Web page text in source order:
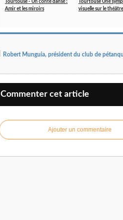
Tourtouse - Un conte dansé :
Amir et les miroirs
Tourtouse Une
visuelle sur le théâtre
Commenter cet article
Ajouter un commentaire